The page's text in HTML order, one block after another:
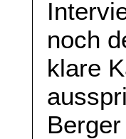
noch
klare
Berger